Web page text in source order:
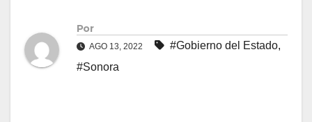
Por
AGO 13, 2022 #Gobierno del Estado,
#Sonora